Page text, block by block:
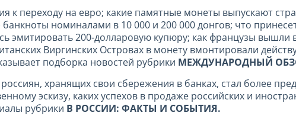
к переходу на евро; какие памятные монеты выпускают
номиналами в 10 000 и 200 000 донгов; что
эмитировать 200-долларовую купюру; как французы
Виргинских Островах в монету вмонтировали
подборка новостей рубрики МЕЖДУНАРОДНЫЙ
хранящих свои сбережения в банках, стал более
эскизу, каких успехов в продаже российских и
рубрики В РОССИИ: ФАКТЫ И СОБЫТИЯ.